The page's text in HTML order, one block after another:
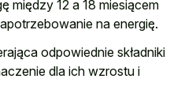
między 12 a 18 miesiącem
na energię.
odpowiednie składniki
dla ich wzrostu i